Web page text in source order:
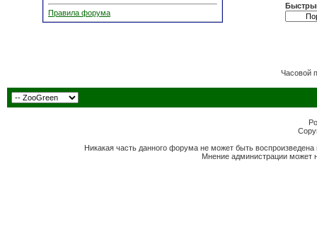
Правила форума
Часовой
Никакая часть данного форума не может быть
Мнение администрации может